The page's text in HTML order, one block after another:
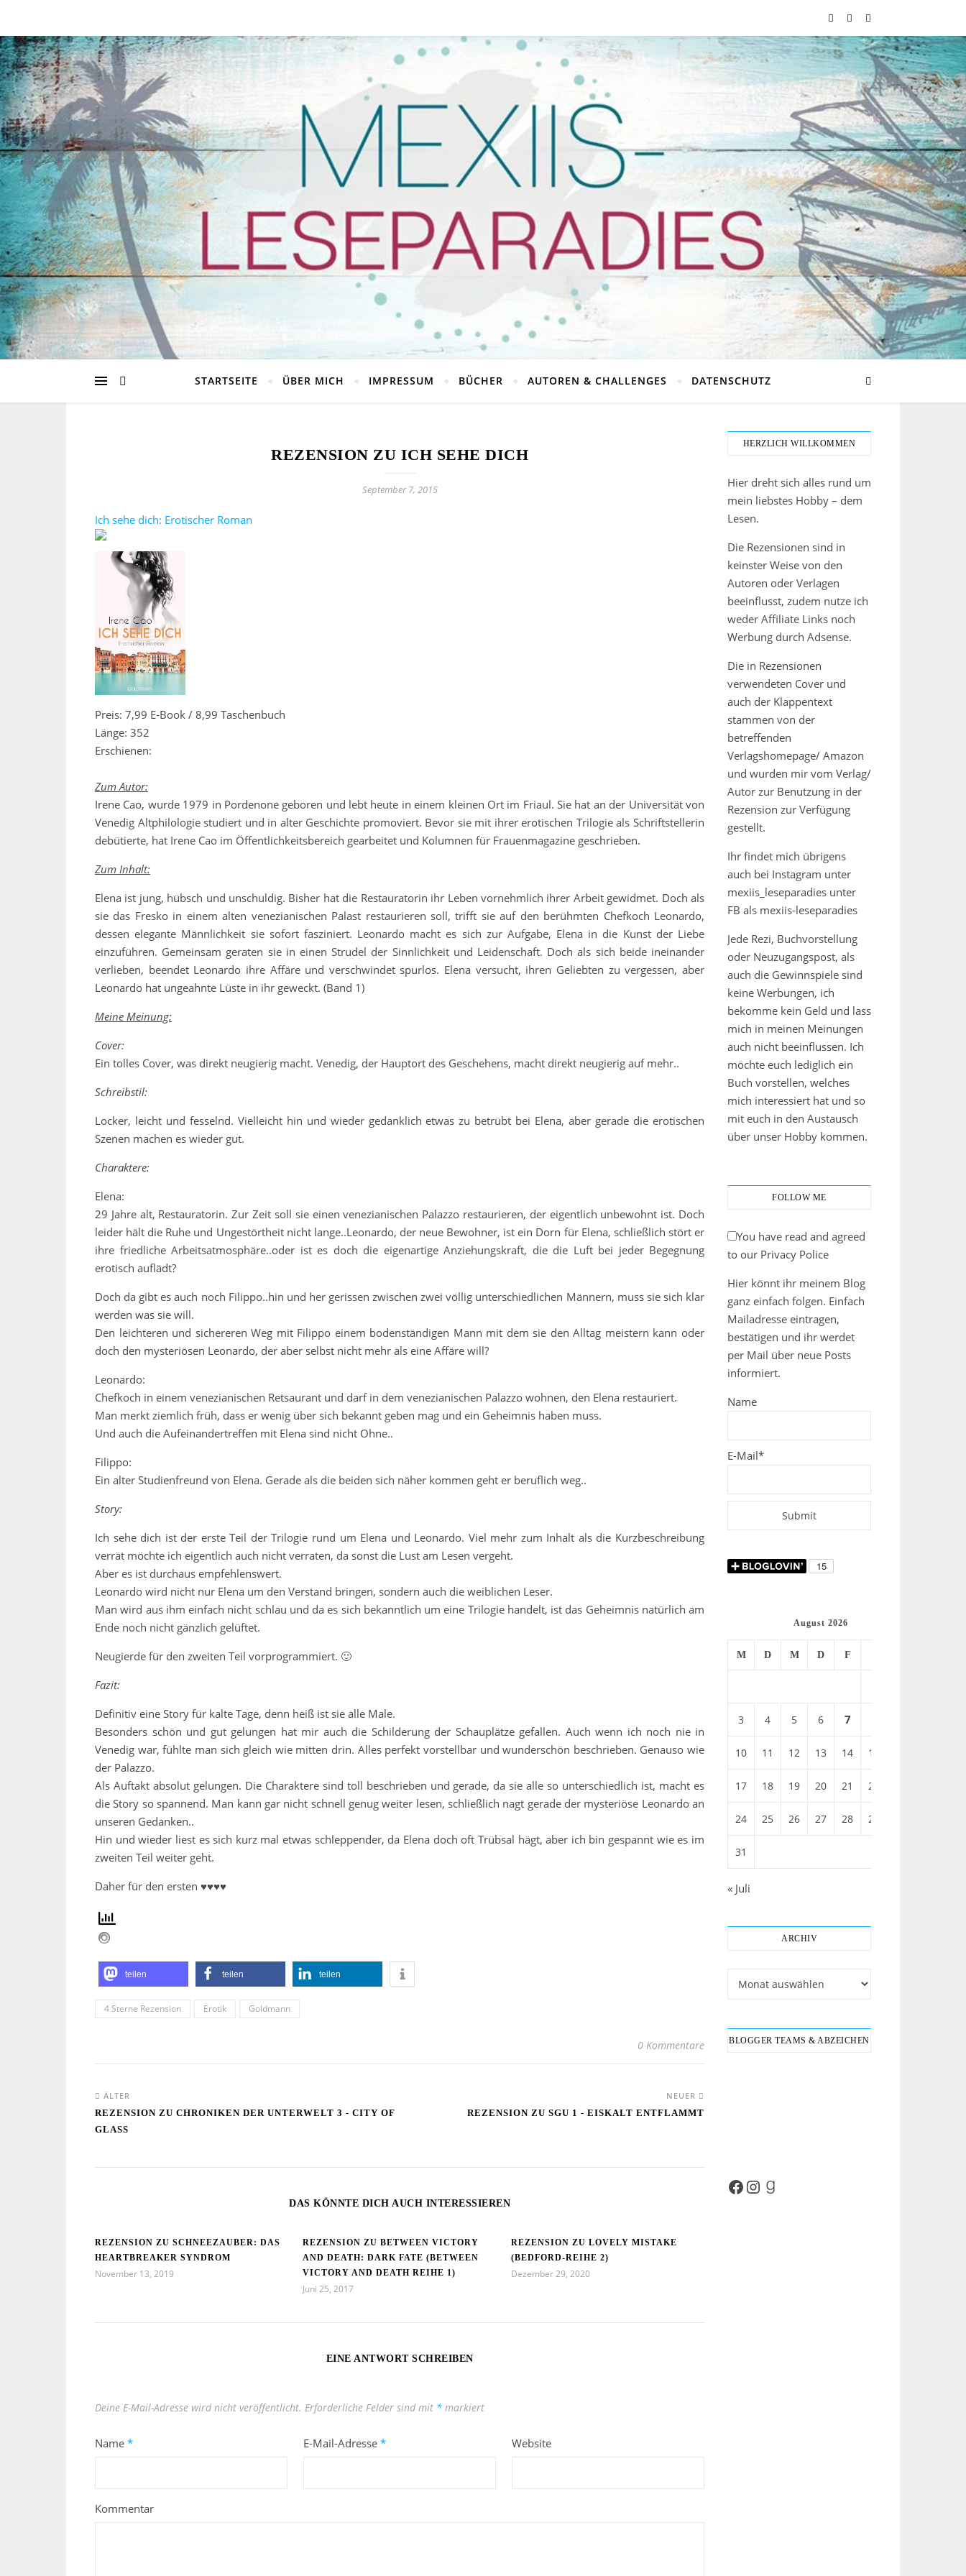
STARTSEITE ÜBER MICH IMPRESSUM BÜCHER AUTOREN & CHALLENGES DATENSCHUTZ
REZENSION ZU ICH SEHE DICH
September 7, 2015
Ich sehe dich: Erotischer Roman
Preis: 7,99 E-Book / 8,99 Taschenbuch
Länge: 352
Erschienen:
Zum Autor:
Irene Cao, wurde 1979 in Pordenone geboren und lebt heute in einem kleinen Ort im Friaul. Sie hat an der Universität von
Venedig Altphilologie studiert und in alter Geschichte promoviert. Bevor sie mit ihrer erotischen Trilogie als Schriftstellerin
debütierte, hat Irene Cao im Öffentlichkeitsbereich gearbeitet und Kolumnen für Frauenmagazine geschrieben.
Zum Inhalt:
Elena ist jung, hübsch und unschuldig. Bisher hat die Restauratorin ihr Leben vornehmlich ihrer Arbeit gewidmet. Doch als
sie das Fresko in einem alten venezianischen Palast restaurieren soll, trifft sie auf den berühmten Chefkoch Leonardo,
dessen elegante Männlichkeit sie sofort fasziniert. Leonardo macht es sich zur Aufgabe, Elena in die Kunst der Liebe
einzuführen. Gemeinsam geraten sie in einen Strudel der Sinnlichkeit und Leidenschaft. Doch als sich beide ineinander
verlieben, beendet Leonardo ihre Affäre und verschwindet spurlos. Elena versucht, ihren Geliebten zu vergessen, aber
Leonardo hat ungeahnte Lüste in ihr geweckt. (Band 1)
Meine Meinung:
Cover:
Ein tolles Cover, was direkt neugierig macht. Venedig, der Hauptort des Geschehens, macht direkt neugierig auf mehr..
Schreibstil:
Locker, leicht und fesselnd. Vielleicht hin und wieder gedanklich etwas zu betrübt bei Elena, aber gerade die erotischen
Szenen machen es wieder gut.
Charaktere:
Elena:
29 Jahre alt, Restauratorin. Zur Zeit soll sie einen venezianischen Palazzo restaurieren, der eigentlich unbewohnt ist. Doch
leider hält die Ruhe und Ungestörtheit nicht lange..Leonardo, der neue Bewohner, ist ein Dorn für Elena, schließlich stört er
ihre friedliche Arbeitsatmosphäre..oder ist es doch die eigenartige Anziehungskraft, die die Luft bei jeder Begegnung
erotisch auflädt?
Doch da gibt es auch noch Filippo..hin und her gerissen zwischen zwei völlig unterschiedlichen Männern, muss sie sich klar
werden was sie will.
Den leichteren und sichereren Weg mit Filippo einem bodenständigen Mann mit dem sie den Alltag meistern kann oder
doch den mysteriösen Leonardo, der aber selbst nicht mehr als eine Affäre will?
Leonardo:
Chefkoch in einem venezianischen Retsaurant und darf in dem venezianischen Palazzo wohnen, den Elena restauriert.
Man merkt ziemlich früh, dass er wenig über sich bekannt geben mag und ein Geheimnis haben muss.
Und auch die Aufeinandertreffen mit Elena sind nicht Ohne..
Filippo:
Ein alter Studienfreund von Elena. Gerade als die beiden sich näher kommen geht er beruflich weg..
Story:
Ich sehe dich ist der erste Teil der Trilogie rund um Elena und Leonardo. Viel mehr zum Inhalt als die Kurzbeschreibung
verrät möchte ich eigentlich auch nicht verraten, da sonst die Lust am Lesen vergeht.
Aber es ist durchaus empfehlenswert.
Leonardo wird nicht nur Elena um den Verstand bringen, sondern auch die weiblichen Leser.
Man wird aus ihm einfach nicht schlau und da es sich bekanntlich um eine Trilogie handelt, ist das Geheimnis natürlich am
Ende noch nicht gänzlich gelüftet.
Neugierde für den zweiten Teil vorprogrammiert. 🙂
Fazit:
Definitiv eine Story für kalte Tage, denn heiß ist sie alle Male.
Besonders schön und gut gelungen hat mir auch die Schilderung der Schauplätze gefallen. Auch wenn ich noch nie in
Venedig war, fühlte man sich gleich wie mitten drin. Alles perfekt vorstellbar und wunderschön beschrieben. Genauso wie
der Palazzo.
Als Auftakt absolut gelungen. Die Charaktere sind toll beschrieben und gerade, da sie alle so unterschiedlich ist, macht es
die Story so spannend. Man kann gar nicht schnell genug weiter lesen, schließlich nagt gerade der mysteriöse Leonardo an
unseren Gedanken..
Hin und wieder liest es sich kurz mal etwas schleppender, da Elena doch oft Trübsal hägt, aber ich bin gespannt wie es im
zweiten Teil weiter geht.
Daher für den ersten ♥♥♥♥
teilen teilen teilen
4 Sterne Rezension Erotik Goldmann
0 Kommentare
ÄLTER
REZENSION ZU CHRONIKEN DER UNTERWELT 3 - CITY OF
GLASS
NEUER
REZENSION ZU SGU 1 - EISKALT ENTFLAMMT
DAS KÖNNTE DICH AUCH INTERESSIEREN
REZENSION ZU SCHNEEZAUBER: DAS
HEARTBREAKER SYNDROM
November 13, 2019
REZENSION ZU BETWEEN VICTORY
AND DEATH: DARK FATE (BETWEEN
VICTORY AND DEATH REIHE 1)
Juni 25, 2017
REZENSION ZU LOVELY MISTAKE
(BEDFORD-REIHE 2)
Dezember 29, 2020
EINE ANTWORT SCHREIBEN
Deine E-Mail-Adresse wird nicht veröffentlicht. Erforderliche Felder sind mit * markiert
Name * E-Mail-Adresse * Website
Kommentar
HERZLICH WILLKOMMEN
Hier dreht sich alles rund um
mein liebstes Hobby – dem
Lesen.
Die Rezensionen sind in
keinster Weise von den
Autoren oder Verlagen
beeinflusst, zudem nutze ich
weder Affiliate Links noch
Werbung durch Adsense.
Die in Rezensionen
verwendeten Cover und
auch der Klappentext
stammen von der
betreffenden
Verlagshomepage/ Amazon
und wurden mir vom Verlag/
Autor zur Benutzung in der
Rezension zur Verfügung
gestellt.
Ihr findet mich übrigens
auch bei Instagram unter
mexiis_leseparadies unter
FB als mexiis-leseparadies
Jede Rezi, Buchvorstellung
oder Neuzugangspost, als
auch die Gewinnspiele sind
keine Werbungen, ich
bekomme kein Geld und lass
mich in meinen Meinungen
auch nicht beeinflussen. Ich
möchte euch lediglich ein
Buch vorstellen, welches
mich interessiert hat und so
mit euch in den Austausch
über unser Hobby kommen.
FOLLOW ME
You have read and agreed
to our Privacy Police
Hier könnt ihr meinem Blog
ganz einfach folgen. Einfach
Mailadresse eintragen,
bestätigen und ihr werdet
per Mail über neue Posts
informiert.
Name
E-Mail*
August 2026
M D M D F
3 4 5 6 7
10 11 12 13 14 15
17 18 19 20 21 22
24 25 26 27 28 29
31
« Juli
ARCHIV
BLOGGER TEAMS & ABZEICHEN
Facebook
Instagram
Goodreads